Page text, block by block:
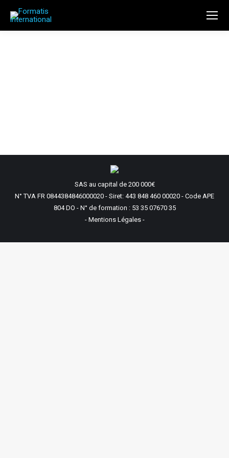
SAS au capital de 200 000€
N° TVA FR 0844384846000020 - Siret: 443 848 460 00020 - Code APE
804 DO - N° de formation : 53 35 07670 35
- Mentions Légales -